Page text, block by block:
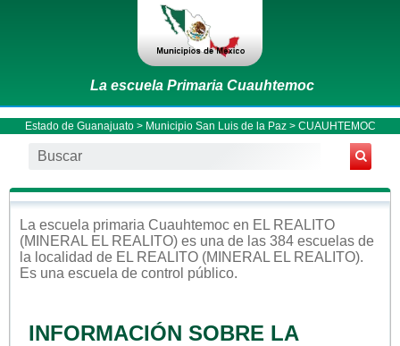
La escuela Primaria Cuauhtemoc
Estado de Guanajuato> Municipio San Luis de la Paz> CUAUHTEMOC
La escuela primaria Cuauhtemoc en EL REALITO
(MINERAL EL REALITO) es una de las 384 escuelas de
la localidad de EL REALITO (MINERAL EL REALITO).
Es una escuela de control público.
INFORMACIÓN SOBRE LA